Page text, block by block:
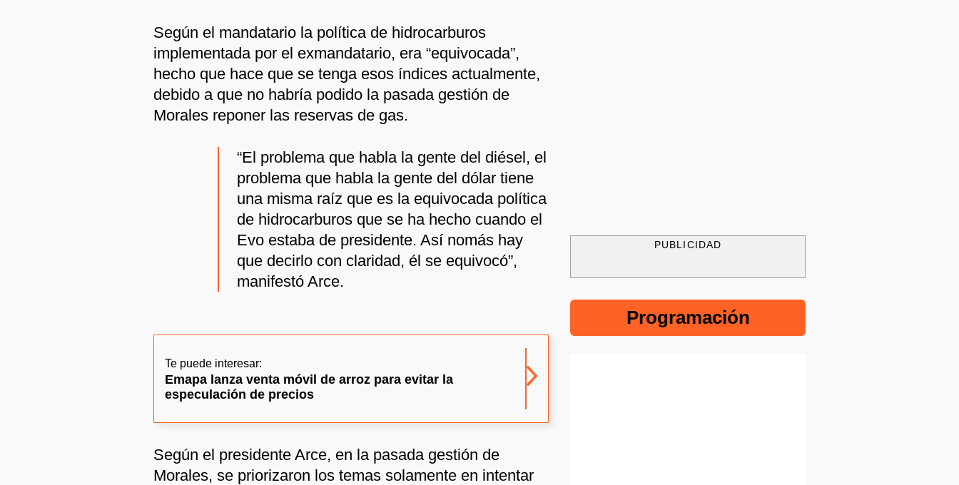
Según el mandatario la política de hidrocarburos
implementada por el exmandatario, era “equivocada”,
hecho que hace que se tenga esos índices actualmente,
debido a que no habría podido la pasada gestión de
Morales reponer las reservas de gas.
“El problema que habla la gente del diésel, el
problema que habla la gente del dólar tiene
una misma raíz que es la equivocada política
de hidrocarburos que se ha hecho cuando el
Evo estaba de presidente. Así nomás hay
que decirlo con claridad, él se equivocó”,
manifestó Arce.
Te puede interesar:
Emapa lanza venta móvil de arroz para evitar la
especulación de precios
Según el presidente Arce, en la pasada gestión de
Morales, se priorizaron los temas solamente en intentar
PUBLICIDAD
Programación